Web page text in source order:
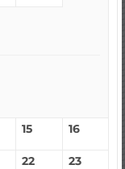
15 16
22 23